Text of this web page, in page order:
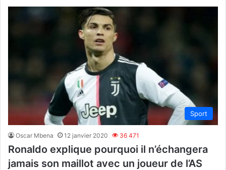
Sport
Oscar Mbena 12 janvier 2020 36 471
Ronaldo explique pourquoi il n’échangera
jamais son maillot avec un joueur de l’AS